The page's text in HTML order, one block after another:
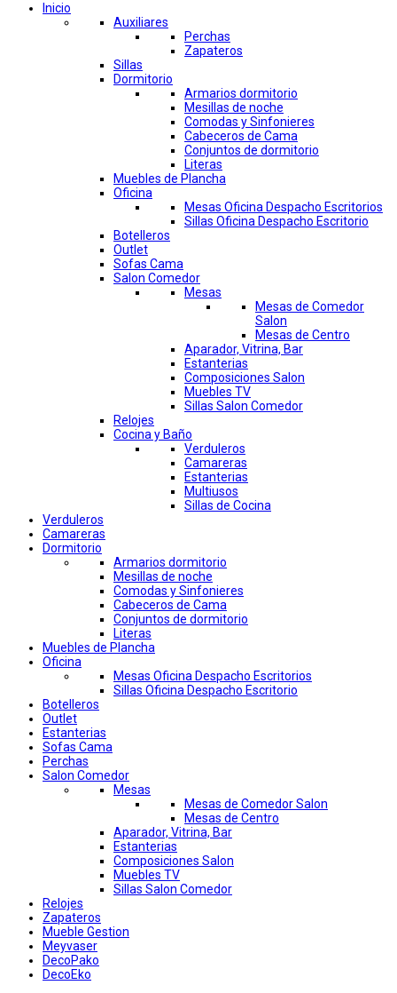
Inicio
Auxiliares
Perchas
Zapateros
Sillas
Dormitorio
Armarios dormitorio
Mesillas de noche
Comodas y Sinfonieres
Cabeceros de Cama
Conjuntos de dormitorio
Literas
Muebles de Plancha
Oficina
Mesas Oficina Despacho Escritorios
Sillas Oficina Despacho Escritorio
Botelleros
Outlet
Sofas Cama
Salon Comedor
Mesas
Mesas de Comedor
Salon
Mesas de Centro
Aparador, Vitrina, Bar
Estanterias
Composiciones Salon
Muebles TV
Sillas Salon Comedor
Relojes
Cocina y Baño
Verduleros
Camareras
Estanterias
Multiusos
Sillas de Cocina
Verduleros
Camareras
Dormitorio
Armarios dormitorio
Mesillas de noche
Comodas y Sinfonieres
Cabeceros de Cama
Conjuntos de dormitorio
Literas
Muebles de Plancha
Oficina
Mesas Oficina Despacho Escritorios
Sillas Oficina Despacho Escritorio
Botelleros
Outlet
Estanterias
Sofas Cama
Perchas
Salon Comedor
Mesas
Mesas de Comedor Salon
Mesas de Centro
Aparador, Vitrina, Bar
Estanterias
Composiciones Salon
Muebles TV
Sillas Salon Comedor
Relojes
Zapateros
Mueble Gestion
Meyvaser
DecoPako
DecoEko